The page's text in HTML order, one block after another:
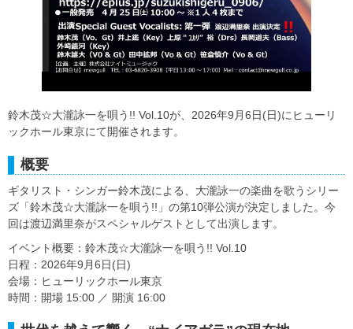
鈴木茂☆大瀧詠一を唄う!! Vol.10が、2026年9月6日(日)にヒューリ
ックホール東京にて開催されます。
概要
ギタリスト・シンガー鈴木茂による、大瀧詠一の楽曲を歌うシリー
ズ「鈴木茂☆大瀧詠一を唄う!!」の第10弾公演が決定しました。今
回は渡辺満里奈がスペシャルゲストとして出演します。
イベント概要：鈴木茂☆大瀧詠一を唄う!! Vol.10
日程：2026年9月6日(日)
会場：ヒューリックホール東京
時間：開場 15:00 ／ 開演 16:00